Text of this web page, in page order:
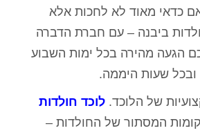
כדאי מאוד לא לחכות אלא
ביבנה – עם חברת הדברה
הגעה מהירה בכל ימות השבוע
שעות היממה.
של הלוכד. לוכד חולדות
המסתור של החולדות –